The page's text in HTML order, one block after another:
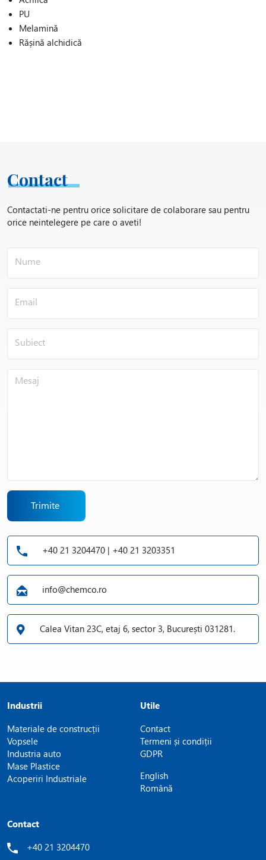
PU
Melamină
Rășină alchidică
Contact
Contactati-ne pentru orice solicitare de colaborare sau pentru
orice neintelegere pe care o aveti!
Trimite
+40 21 3204470 | +40 21 3203351
info@chemco.ro
Calea Vitan 23C, etaj 6, sector 3, București 031281.
Industrii
Materiale de construcții
Vopsele
Industria auto
Mase Plastice
Acoperiri Industriale
Utile
Contact
Termeni și condiții
GDPR
English
Română
Contact
+40 21 3204470